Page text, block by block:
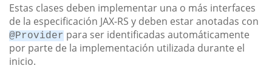
Estas clases deben implementar una o más interfaces
de la especificación JAX-RS y deben estar anotadas con
@Provider para ser identificadas automáticamente
por parte de la implementación utilizada durante el
inicio.